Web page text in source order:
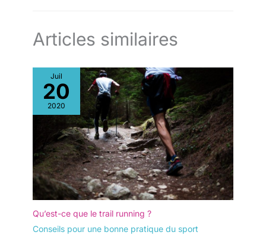
Articles similaires
Juil
20
2020
Qu’est-ce que le trail running ?
Conseils pour une bonne pratique du sport